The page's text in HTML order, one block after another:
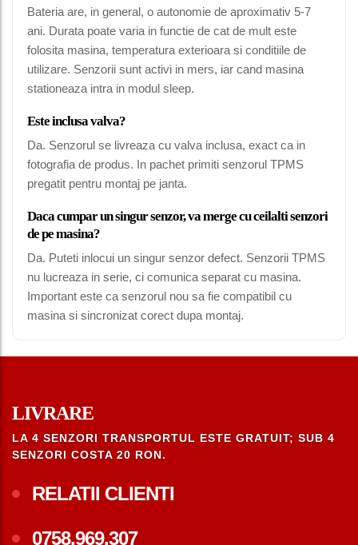
Bateria are, in general, o autonomie de aproximativ 5-7
ani. Durata poate varia in functie de cat de mult este
folosita masina, temperatura exterioara si conditiile de
utilizare. Senzorii sunt activi in mers, iar cand masina
stationeaza intra in modul sleep.
Este inclusa valva?
Da. Senzorul se livreaza cu valva inclusa, exact ca in
fotografia de produs. In pachet primiti senzorul TPMS
pregatit pentru montaj pe janta.
Daca cumpar un singur senzor, va merge cu ceilalti senzori
de pe masina?
Da. Puteti inlocui un singur senzor defect. Senzorii TPMS
nu lucreaza in serie, ci comunica separat cu masina.
Important este ca senzorul nou sa fie compatibil cu
masina si sincronizat corect dupa montaj.
LIVRARE
LA 4 SENZORI TRANSPORTUL ESTE GRATUIT; SUB 4
SENZORI COSTA 20 RON.
RELATII CLIENTI
0758.969.307